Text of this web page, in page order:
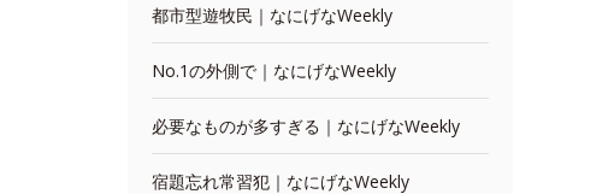
都市型遊牧民｜なにげなWeekly
No.1の外側で｜なにげなWeekly
必要なものが多すぎる｜なにげなWeekly
宿題忘れ常習犯｜なにげなWeekly